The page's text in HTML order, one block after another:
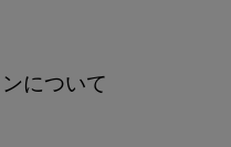
について